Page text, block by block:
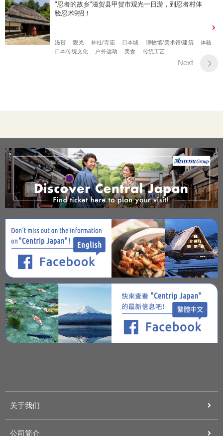
"忍者的故乡"滋贺县甲贺市观光一日游，到忍者村体
验忍术9招！
滋贺 观光 神社/寺庙 日本城 博物馆/美术馆/建筑
体验
日本传统文化
户外运动 美食 传统工艺
Next
关于我们
公司简介